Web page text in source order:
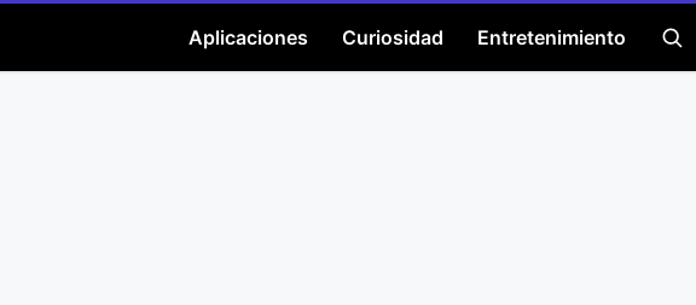
Aplicaciones Curiosidad Entretenimiento